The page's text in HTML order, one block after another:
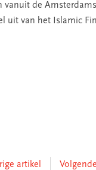
de
uit van het Islamic
artikel